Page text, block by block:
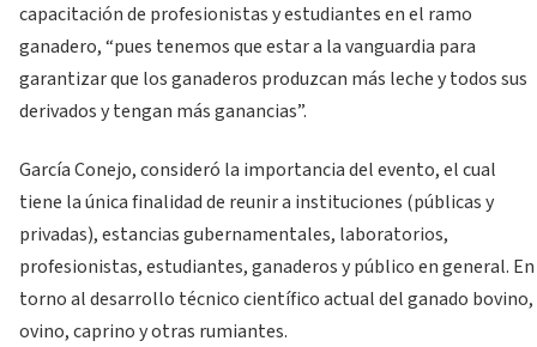
capacitación de profesionistas y estudiantes en el ramo
ganadero, “pues tenemos que estar a la vanguardia para
garantizar que los ganaderos produzcan más leche y todos sus
derivados y tengan más ganancias”.
García Conejo, consideró la importancia del evento, el cual
tiene la única finalidad de reunir a instituciones (públicas y
privadas), estancias gubernamentales, laboratorios,
profesionistas, estudiantes, ganaderos y público en general. En
torno al desarrollo técnico científico actual del ganado bovino,
ovino, caprino y otras rumiantes.